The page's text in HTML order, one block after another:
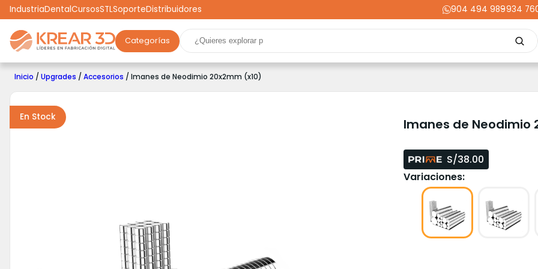
IndustriaDentalCursosSTLSoporteDistribuidores 904 494 989
-934
Categorías
Marcas Impresoras 3D Filamentos Resinas
Robótica
Scooters Drones Realidad Virtual Gaming Energía Dental Industria Liquidaciones
Inicio / Upgrades / Accesorios / Imanes de Neodimio 20x2mm (x10)
En Stock Imanes de Neodimio
S/38.00
Variaciones: